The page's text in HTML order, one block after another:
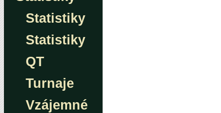
Statistiky
Statistiky
QT
Turnaje
Vzájemné